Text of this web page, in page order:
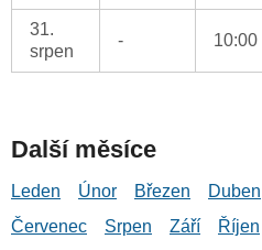
31.
srpen
- 10:00
Další měsíce
Leden Únor Březen Duben
Červenec
Srpen Září Říjen